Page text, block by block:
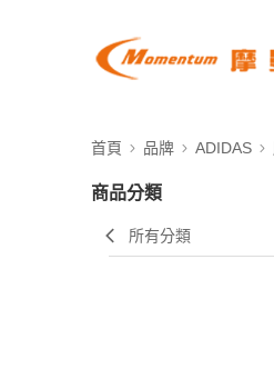
首頁 品牌 ADIDAS
商品分類
所有分類